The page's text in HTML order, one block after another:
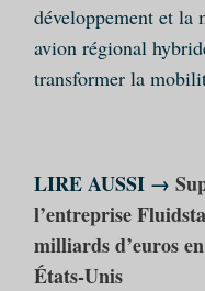
développement et la
avion régional
transformer la
LIRE AUSSI →
l’entreprise
milliards d’euros
États-Unis